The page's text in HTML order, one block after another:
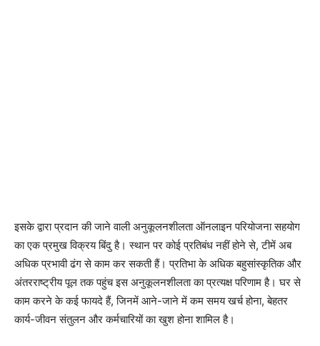
इसके द्वारा प्रदान की जाने वाली अनुकूलनशीलता ऑनलाइन परियोजना सहयोग
का एक प्रमुख विक्रय बिंदु है। स्थान पर कोई प्रतिबंध नहीं होने से, टीमें अब
अधिक प्रभावी ढंग से काम कर सकती हैं। प्रतिभा के अधिक बहुसांस्कृतिक और
अंतरराष्ट्रीय पूल तक पहुंच इस अनुकूलनशीलता का प्रत्यक्ष परिणाम है। घर से
काम करने के कई फायदे हैं, जिनमें आने-जाने में कम समय खर्च होना, बेहतर
कार्य-जीवन संतुलन और कर्मचारियों का खुश होना शामिल है।